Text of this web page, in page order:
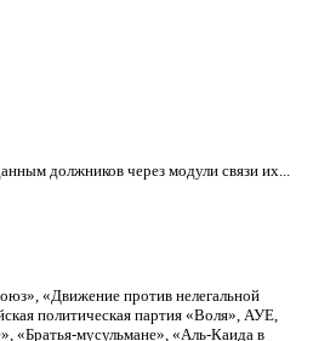
должников через модули связи их...
«Движение против нелегальной
политическая партия «Воля», АУЕ,
«Братья-мусульмане», «Аль-Каида в